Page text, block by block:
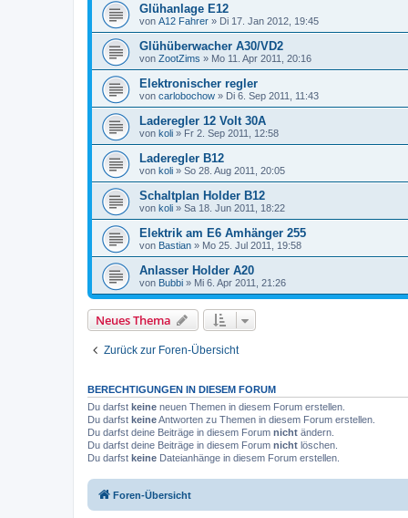
Glühanlage E12
von A12 Fahrer » Di 17. Jan 2012, 19:45
Glühüberwacher A30/VD2
von ZootZims » Mo 11. Apr 2011, 20:16
Elektronischer regler
von carlobochow » Di 6. Sep 2011, 11:43
Laderegler 12 Volt 30A
von koli » Fr 2. Sep 2011, 12:58
Laderegler B12
von koli » So 28. Aug 2011, 20:05
Schaltplan Holder B12
von koli » Sa 18. Jun 2011, 18:22
Elektrik am E6 Amhänger 255
von Bastian » Mo 25. Jul 2011, 19:58
Anlasser Holder A20
von Bubbi » Mi 6. Apr 2011, 21:26
Neues Thema
Zurück zur Foren-Übersicht
BERECHTIGUNGEN IN DIESEM FORUM
Du darfst keine neuen Themen in diesem Forum erstellen.
Du darfst keineAntworten zu Themen in diesem Forum erstellen.
Du darfst deine Beiträge in diesem Forum nicht ändern.
Du darfst deine Beiträge in diesem Forum nicht löschen.
Du darfst keine Dateianhänge in diesem Forum erstellen.
Foren-Übersicht